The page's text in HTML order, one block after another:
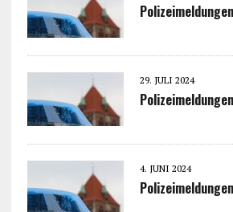
29. JULI 2024
4. JUNI 2024